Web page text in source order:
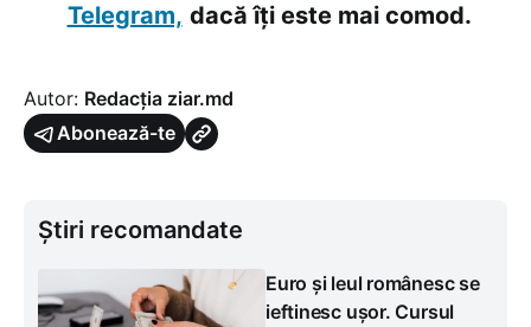
Telegram, dacă îți este mai comod.
Autor: Redacția ziar.md
Abonează-te
Știri recomandate
Euro și leul românesc se
ieftinesc ușor. Cursul